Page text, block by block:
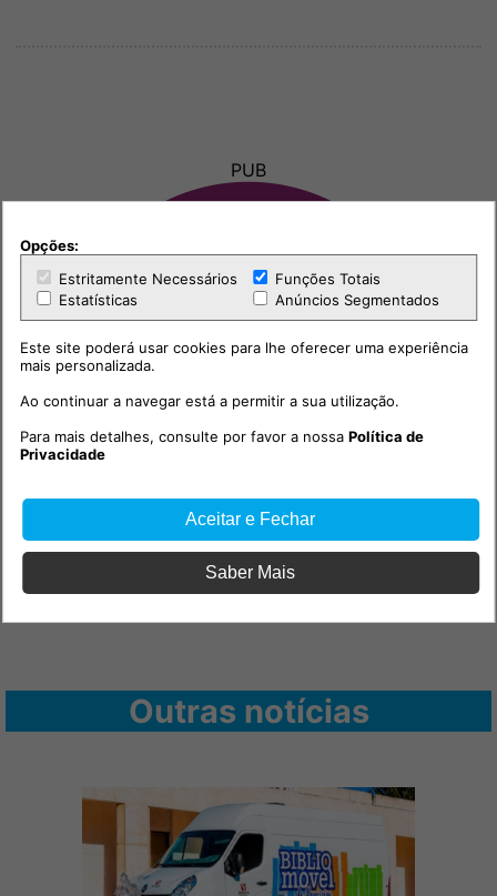
PUB
Outras notícias
Opções:
Estritamente Necessários
Funções Totais
Estatísticas
Anúncios Segmentados
Este site poderá usar cookies para lhe oferecer uma experiência
mais personalizada.
Ao continuar a navegar está a permitir a sua utilização.
Para mais detalhes, consulte por favor a nossaPolítica de
Privacidade
Aceitar e Fechar
Saber Mais